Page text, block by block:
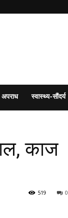
अपराध स्वास्थ्य-सौंदर्य
काज
0
519